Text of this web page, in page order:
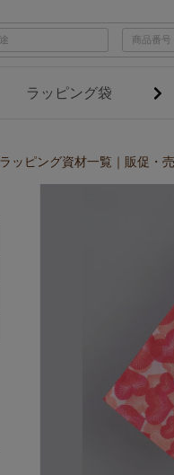
ラッピング袋
ッピング資材一覧｜販促・